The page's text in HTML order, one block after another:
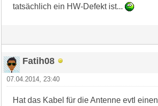
tatsächlich ein HW-Defekt ist...
Fatih08
07.04.2014, 23:40
Hat das Kabel für die Antenne evtl einen